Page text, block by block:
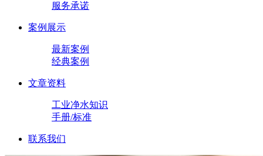
服务承诺
案例展示
最新案例
经典案例
文章资料
工业净水知识
手册/标准
联系我们